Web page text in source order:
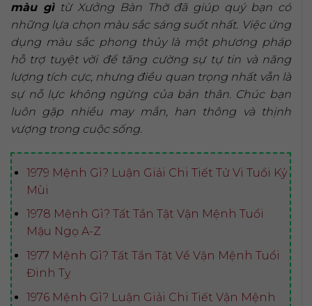
màu gìtừ Xưởng Bàn Thờ đã giúp quý bạn có
những lựa chọn màu sắc sáng suốt nhất. Việc ứng
dụng màu sắc phong thủy là một phương pháp
hỗ trợ tuyệt vời để tăng cường sự tự tin và năng
lượng tích cực, nhưng điều quan trọng nhất vẫn là
sự nỗ lực không ngừng của bản thân. Chúc bạn
luôn gặp nhiều may mắn, han thông và thịnh
vượng trong cuộc sống.
1979 Mệnh Gì? Luận Giải Chi Tiết Tử Vi Tuổi Kỷ
Mùi
1978 Mệnh Gì? Tất Tần Tật Vận Mệnh Tuổi
Mậu Ngọ A-Z
1977 Mệnh Gì? Tất Tần Tật Về Vận Mệnh Tuổi
Đinh Tỵ
1976 Mệnh Gì? Luận Giải Chi Tiết Vận Mệnh